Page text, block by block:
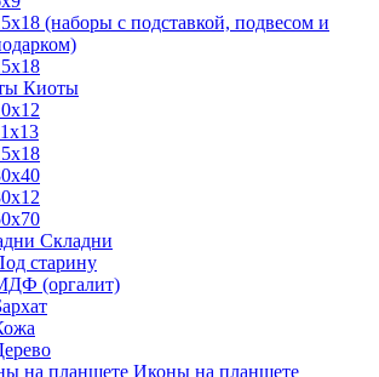
(наборы с подставкой, подвесом и
Киоты
Складни
старину
(оргалит)
Иконы на планшете